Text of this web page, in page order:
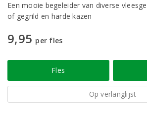
Een mooie begeleider van diverse
of gegrild en harde kazen
9,95 per fles
Fles
Op verlanglijst